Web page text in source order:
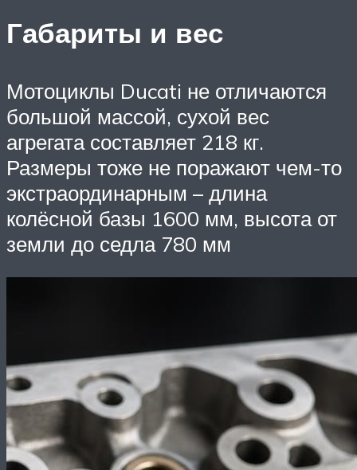
Габариты и вес
Мотоциклы Ducati не отличаются
большой массой, сухой вес
агрегата составляет 218 кг.
Размеры тоже не поражают чем-то
экстраординарным – длина
колёсной базы 1600 мм, высота от
земли до седла 780 мм